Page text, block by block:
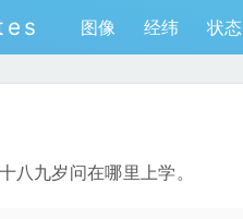
图像 经纬 状态
八九岁问在哪里上学。